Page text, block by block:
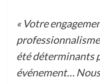
« Votre
été déterminants
événement…